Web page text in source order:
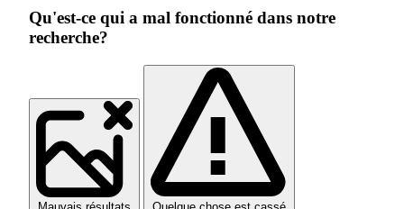
Qu'est-ce qui a mal fonctionné dans notre
recherche?